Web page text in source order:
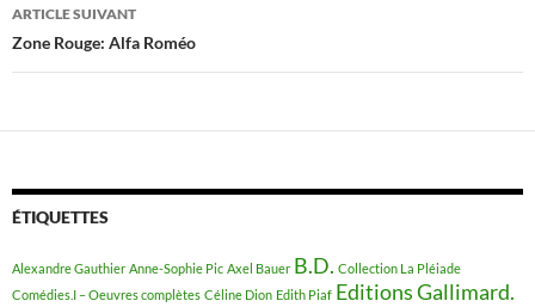
articles
ARTICLE SUIVANT
Zone Rouge: Alfa Roméo
ÉTIQUETTES
Alexandre Gauthier Anne-Sophie Pic Axel Bauer B.D. Collection La Pléiade
Comédies.I – Oeuvres complètes Céline Dion Edith Piaf Editions Gallimard.